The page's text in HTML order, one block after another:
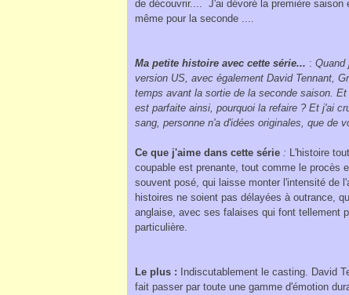
de découvrir.... J'ai dévoré la première
même pour la seconde ....
Ma petite histoire avec cette série... : Quand
version US, avec également David Tennant,
temps avant la sortie de la seconde saison.
est parfaite ainsi, pourquoi la refaire ? Et j'ai
sang, personne n'a d'idées originales, que de
Ce que j'aime dans cette série : L'histoire
coupable est prenante, tout comme le procès
souvent posé, qui laisse monter l'intensité de
histoires ne soient pas délayées à outrance,
anglaise, avec ses falaises qui font tellement
particulière.
Le plus : Indiscutablement le casting. David
fait passer par toute une gamme d'émotion